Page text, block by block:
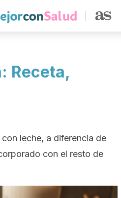
Receta,
leche, a diferencia de
con el resto de